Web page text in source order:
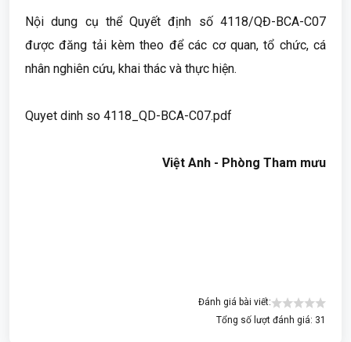
Nội dung cụ thể Quyết định số 4118/QĐ-BCA-C07
được đăng tải kèm theo để các cơ quan, tổ chức, cá
nhân nghiên cứu, khai thác và thực hiện.
Quyet dinh so 4118_QD-BCA-C07.pdf
Việt Anh - Phòng Tham mưu
Đánh giá bài viết:
Tổng số lượt đánh giá: 31